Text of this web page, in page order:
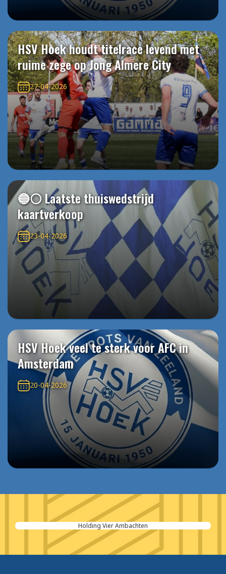
HSV Hoek houdt titelrace levend met
ruime zege op Jong Almere City
27-04-2026
🔵⚪️ Laatste thuiswedstrijd
kaartverkoop
23-04-2026
HSV Hoek veel te sterk voor AFC in
Amsterdam
20-04-2026
Hotel-Cafe Rest.Dallinga BV